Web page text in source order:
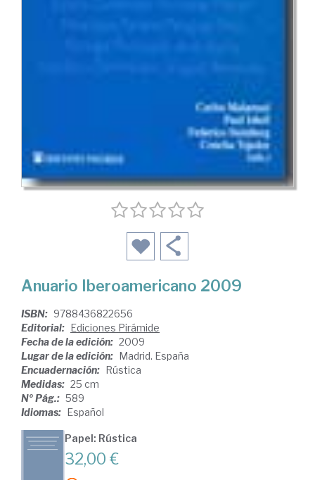
Anuario Iberoamericano 2009
ISBN: 9788436822656
Editorial: Ediciones Pirámide
Fecha de la edición: 2009
Lugar de la edición: Madrid. España
Encuadernación: Rústica
Medidas: 25 cm
Nº Pág.: 589
Idiomas: Español
Papel: Rústica
32,00 €